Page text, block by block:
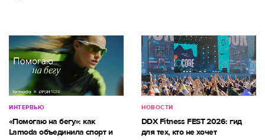
ИНТЕРВЬЮ
«Помогаю на бегу»: как
Lamoda объединила спорт и
НОВОСТИ
DDX Fitness FEST 2026: гид
для тех, кто не хочет